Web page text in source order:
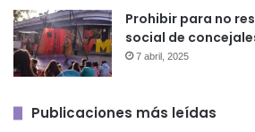
Prohibir para no
social de
7 abril, 2025
Publicaciones más leídas